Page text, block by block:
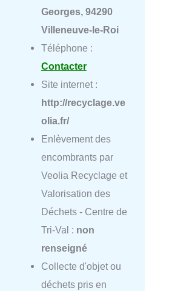
Georges, 94290
Villeneuve-le-Roi
Téléphone :
Contacter
Site internet :
http://recyclage.ve
olia.fr/
Enlèvement des
encombrants par
Veolia Recyclage et
Valorisation des
Déchets - Centre de
Tri-Val : non
renseigné
Collecte d'objet ou
déchets pris en